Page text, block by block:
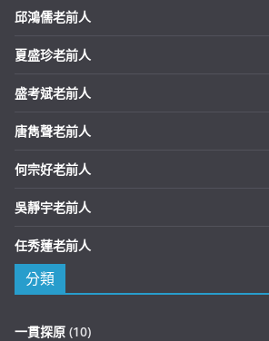
邱鴻儒老前人
夏盛珍老前人
盛考斌老前人
唐雋聲老前人
何宗好老前人
吳靜宇老前人
任秀蓮老前人
分類
一貫探原 (10)